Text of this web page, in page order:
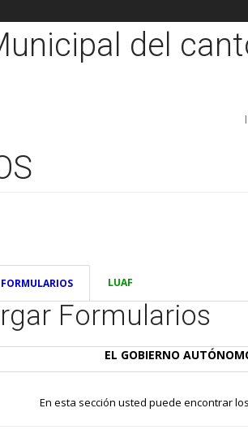
LUAF
Formularios
EL GOBIERNO
En esta sección usted puede encontrar